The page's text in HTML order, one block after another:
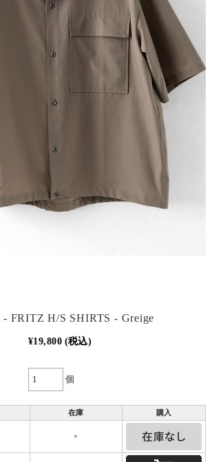
- FRITZ H/S SHIRTS - Greige
¥19,800 (税込)
個
在庫 購入
×